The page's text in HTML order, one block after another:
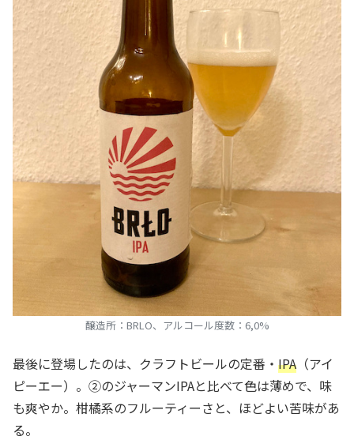
醸造所：BRLO、アルコール度数：6,0%
最後に登場したのは、クラフトビールの定番・ IPA （アイ
ピーエー）。②のジャーマンIPAと比べて色は薄めで、味
も爽やか。柑橘系のフルーティーさと、ほどよい苦味があ
る。